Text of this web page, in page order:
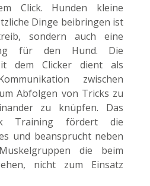
Click. Hunden kleine
Dinge beibringen ist
sondern auch eine
für den Hund. Die
dem Clicker dient als
zwischen
Abfolgen von Tricks zu
zu knüpfen. Das
Training fördert die
und beansprucht neben
die beim
nicht zum Einsatz